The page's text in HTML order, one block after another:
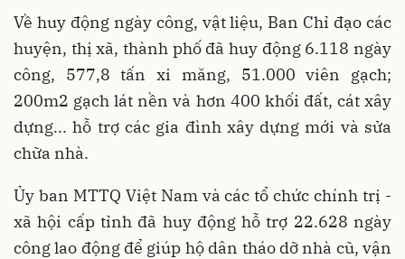
Về huy động ngày công, vật liệu, Ban Chỉ đạo các
huyện, thị xã, thành phố đã huy động 6.118 ngày
công, 577,8 tấn xi măng, 51.000 viên gạch;
200m2 gạch lát nền và hơn 400 khối đất, cát xây
dựng... hỗ trợ các gia đình xây dựng mới và sửa
chữa nhà.
Ủy ban MTTQ Việt Nam và các tổ chức chính trị -
xã hội cấp tỉnh đã huy động hỗ trợ 22.628 ngày
công lao động để giúp hộ dân tháo dỡ nhà cũ, vận